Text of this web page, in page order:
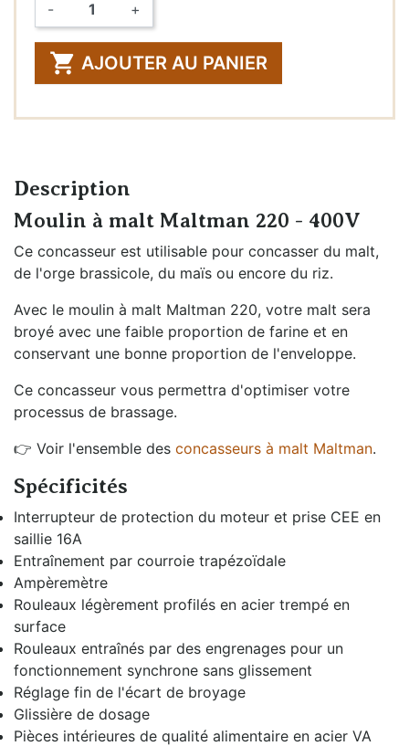
Quantité
- +
 AJOUTER AU PANIER
Description
Moulin à malt Maltman 220 - 400V
Ce concasseur est utilisable pour concasser du malt,
de l'orge brassicole, du maïs ou encore du riz.
Avec le moulin à malt Maltman 220, votre malt sera
broyé avec une faible proportion de farine et en
conservant une bonne proportion de l'enveloppe.
Ce concasseur vous permettra d'optimiser votre
processus de brassage.
👉 Voir l'ensemble des concasseurs à malt Maltman.
Spécificités
Interrupteur de protection du moteur et prise CEE en
saillie 16A
Entraînement par courroie trapézoïdale
Ampèremètre
Rouleaux légèrement profilés en acier trempé en
surface
Rouleaux entraînés par des engrenages pour un
fonctionnement synchrone sans glissement
Réglage fin de l'écart de broyage
Glissière de dosage
Pièces intérieures de qualité alimentaire en acier VA